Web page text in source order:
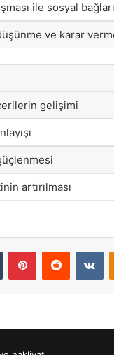
ile sosyal
ve karar
gelişimi
artırılması
Tumblr PinterestReddit